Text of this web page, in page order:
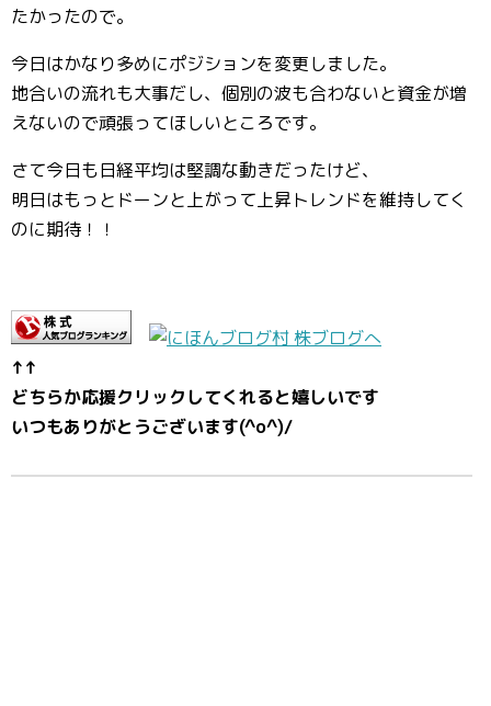
たかったので。
今日はかなり多めにポジションを変更しました。
地合いの流れも大事だし、個別の波も合わないと資金が増
えないので頑張ってほしいところです。
さて今日も日経平均は堅調な動きだったけど、
明日はもっとドーンと上がって上昇トレンドを維持してく
のに期待！！
↑↑
どちらか応援クリックしてくれると嬉しいです
いつもありがとうございます(^o^)/